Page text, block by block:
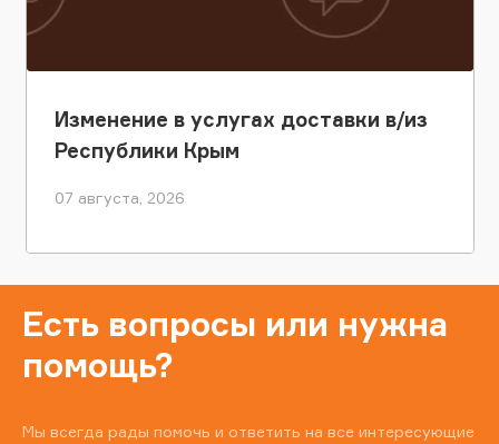
Изменение в услугах доставки в/из
Республики Крым
07 августа, 2026
Есть вопросы или нужна
помощь?
Мы всегда рады помочь и ответить на все интересующие